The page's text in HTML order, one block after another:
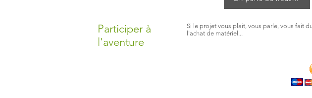
Participer à
l'aventure
Si le projet vous plait, vous parle, vous fait
l'achat de matériel...